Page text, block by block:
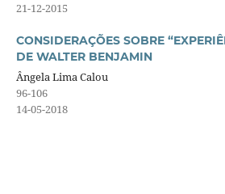
21-12-2015
CONSIDERAÇÕES SOBRE
DE WALTER BENJAMIN
Ângela Lima Calou
96-106
14-05-2018